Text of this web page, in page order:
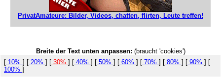
PrivatAmateure: Bilder, Videos, chatten, flirten, Leute treffen!
Breite der Text unten anpassen: (braucht 'cookies')
[ 10% ] [ 20% ] [ 30% ] [ 40% ] [ 50% ] [ 60% ] [ 70% ] [ 80% ] [ 90% ] [
100% ]